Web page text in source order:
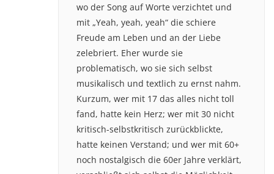
wo der Song auf Worte verzichtet und
mit „Yeah, yeah, yeah“ die schiere
Freude am Leben und an der Liebe
zelebriert. Eher wurde sie
problematisch, wo sie sich selbst
musikalisch und textlich zu ernst nahm.
Kurzum, wer mit 17 das alles nicht toll
fand, hatte kein Herz; wer mit 30 nicht
kritisch-selbstkritisch zurückblickte,
hatte keinen Verstand; und wer mit 60+
noch nostalgisch die 60er Jahre verklärt,